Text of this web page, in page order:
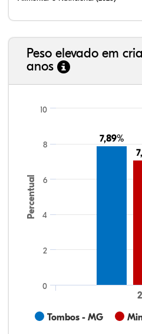
Peso elevado em
anos
Percentual
7,89%
7,89%
Tombos - MG
0
2
4
6
8
10